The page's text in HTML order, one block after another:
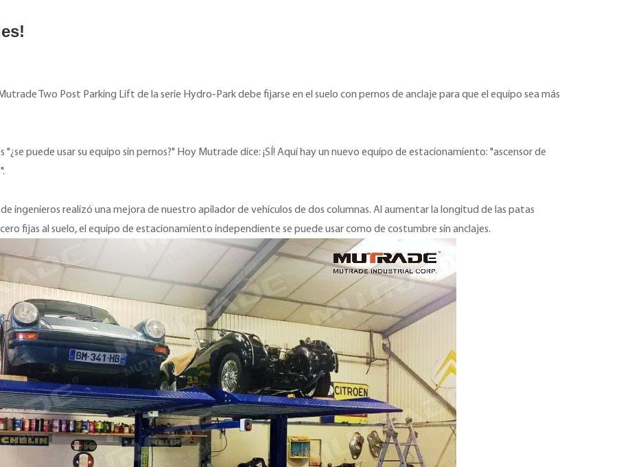
Two Post Parking Lift de la serie Hydro-Park debe fijarse en el suelo con pernos de anclaje para que el equipo sea más
puede usar su equipo sin pernos?" Hoy Mutrade dice: ¡SÍ! Aquí hay un nuevo equipo de estacionamiento: "ascensor de
ingenieros realizó una mejora de nuestro apilador de vehículos de dos columnas. Al aumentar la longitud de las patas
fijas al suelo, el equipo de estacionamiento independiente se puede usar como de costumbre sin anclajes.